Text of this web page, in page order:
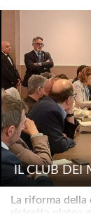
IL CLUB DEI
La riforma della
ristretta platea